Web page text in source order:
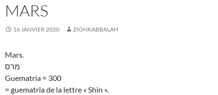
MARS
16 JANVIER 2020 ZIONKABBALAH
Mars.
מרס
Guematria = 300
= guematria de la lettre « Shin ».